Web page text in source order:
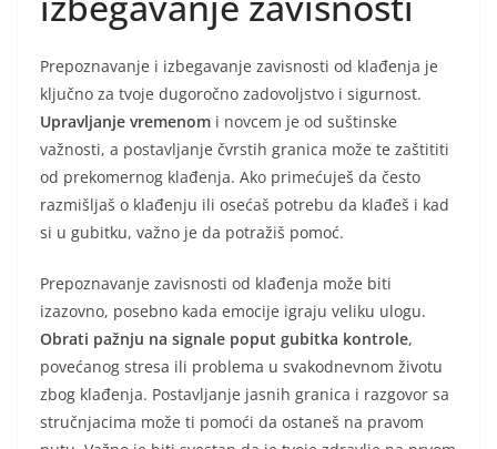
Prepoznavanje i izbegavanje zavisnosti od klađenja je
ključno za tvoje dugoročno zadovoljstvo i sigurnost.
Upravljanje vremenom i novcem je od suštinske
važnosti, a postavljanje čvrstih granica može te zaštititi
od prekomernog klađenja. Ako primećuješ da često
razmišljaš o klađenju ili osećaš potrebu da klađeš i kad
si u gubitku, važno je da potražiš pomoć.
Prepoznavanje zavisnosti od klađenja može biti
izazovno, posebno kada emocije igraju veliku ulogu.
Obrati pažnju na signale poput gubitka kontrole,
povećanog stresa ili problema u svakodnevnom životu
zbog klađenja. Postavljanje jasnih granica i razgovor sa
stručnjacima može ti pomoći da ostaneš na pravom